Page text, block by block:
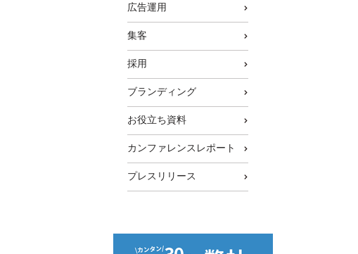
広告運用
集客
採用
ブランディング
お役立ち資料
カンファレンスレポート
プレスリリース